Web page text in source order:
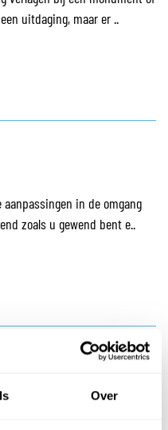
Over
uitdaging, maar er ..
in de omgang
zoals u gewend bent e..
OP DE NIEUWE WEBSITE